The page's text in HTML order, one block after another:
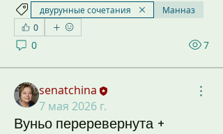
двурунные сочетания
Манназ
0
0 7
senatchina
7 мая 2026 г.
Вуньо переревернута +